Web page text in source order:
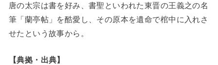
唐の太宗は書を好み、書聖といわれた東晋の王義之の名
筆「蘭亭帖」を酷愛し、その原本を遺命で棺中に入れさ
せたという故事から。
【典拠・出典】